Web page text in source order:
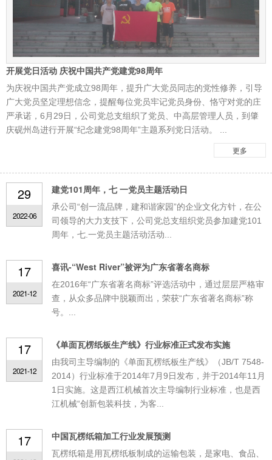
开展党日活动 庆祝中国共产党建党98周年
为庆祝中国共产党成立98周年，提升广大党员同志的党性修养，引导
广大党员坚定理想信念，提醒每位党员牢记党员身份、恪守对党的庄
严承诺，6月29日，公司党总支组织了党员、中高层管理人员，到肇
庆砚州岛进行开展“纪念建党98周年”主题系列党日活动。 ...
更多
29
2022-06
建党101周年，七 一党员主题活动日
承公司“创一流品牌，建和谐家园”的企业文化方针，在公
司领导的大力支技下，公司党总支组织党员参加建党101
周年，七.一党员主题活动活动...
17
2021-12
喜讯-“West River”被评为广东省著名商标
在2016年“广东省著名商标”评选活动中，通过层层严格审
查，从众多品牌中脱颖而出，荣获“广东省著名商标”称
号。...
17
2021-12
《单面瓦楞纸板生产线》行业标准正式发布实施
由我司主导编制的《单面瓦楞纸板生产线》（JB/T 7548-
2014）行业标准于2014年7月9日发布，并于2014年11月
1日实施。这是西江机械首次主导编制行业标准，也是西
江机械“创新包装科技，为客...
17 中国瓦楞纸箱加工行业发展预测
瓦楞纸箱是用瓦楞纸板制成的运输包装，是家电、食品、